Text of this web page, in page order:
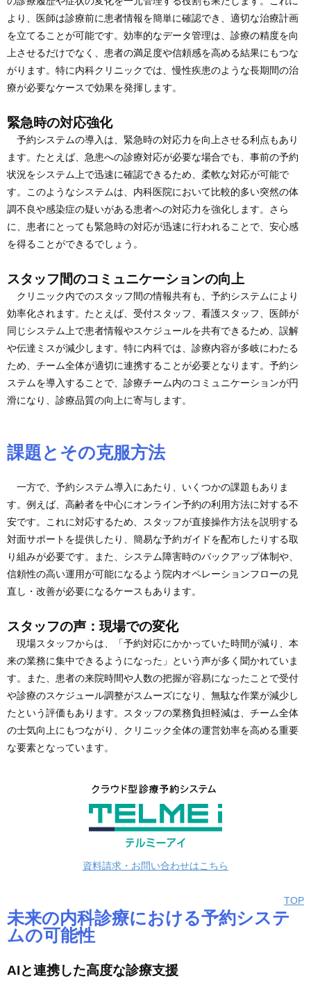
より、医師は診療前に患者情報を簡単に確認でき、適切な治療計画
を立てることが可能です。効率的なデータ管理は、診療の精度を向
上させるだけでなく、患者の満足度や信頼感を高める結果にもつな
がります。特に内科クリニックでは、慢性疾患のような長期間の治
療が必要なケースで効果を発揮します。
緊急時の対応強化
予約システムの導入は、緊急時の対応力を向上させる利点もあり
ます。たとえば、急患への診療対応が必要な場合でも、事前の予約
状況をシステム上で迅速に確認できるため、柔軟な対応が可能で
す。このようなシステムは、内科医院において比較的多い突然の体
調不良や感染症の疑いがある患者への対応力を強化します。さら
に、患者にとっても緊急時の対応が迅速に行われることで、安心感
を得ることができるでしょう。
スタッフ間のコミュニケーションの向上
クリニック内でのスタッフ間の情報共有も、予約システムにより
効率化されます。たとえば、受付スタッフ、看護スタッフ、医師が
同じシステム上で患者情報やスケジュールを共有できるため、誤解
や伝達ミスが減少します。特に内科では、診療内容が多岐にわたる
ため、チーム全体が適切に連携することが必要となります。予約シ
ステムを導入することで、診療チーム内のコミュニケーションが円
滑になり、診療品質の向上に寄与します。
課題とその克服方法
一方で、予約システム導入にあたり、いくつかの課題もありま
す。例えば、高齢者を中心にオンライン予約の利用方法に対する不
安です。これに対応するため、スタッフが直接操作方法を説明する
対面サポートを提供したり、簡易な予約ガイドを配布したりする取
り組みが必要です。また、システム障害時のバックアップ体制や、
信頼性の高い運用が可能になるよう院内オペレーションフローの見
直し・改善が必要になるケースもあります。
スタッフの声：現場での変化
現場スタッフからは、「予約対応にかかっていた時間が減り、本
来の業務に集中できるようになった」という声が多く聞かれていま
す。また、患者の来院時間や人数の把握が容易になったことで受付
や診療のスケジュール調整がスムーズになり、無駄な作業が減少し
たという評価もあります。スタッフの業務負担軽減は、チーム全体
の士気向上にもつながり、クリニック全体の運営効率を高める重要
な要素となっています。
資料請求・お問い合わせはこちら
TOP
未来の内科診療における予約システ
ムの可能性
AIと連携した高度な診療支援